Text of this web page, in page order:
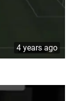
4 years ago